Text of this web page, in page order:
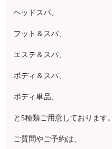
ヘッドスパ、
フット＆スパ、
エステ＆スパ、
ボディ＆スパ、
ボディ単品、
と5種類ご用意しております。
ご質問やご予約は、